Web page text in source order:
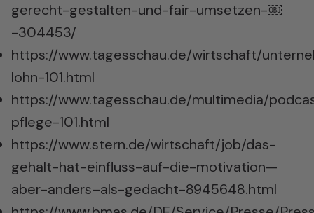
gerecht-gestalten-und-fair-umsetzen-￼
-304453/
https://www.tagesschau.de/wirtschaft/
lohn-101.html
https://www.tagesschau.de/multimedia/
pflege-101.html
https://www.stern.de/wirtschaft/job/das-
gehalt-hat-einfluss-auf-die-motivation—
aber-anders–als-gedacht-8945648.html